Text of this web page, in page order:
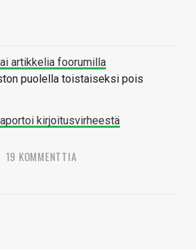
artikkelia foorumilla
puolella toistaiseksi pois
kirjoitusvirheestä
19 KOMMENTTIA